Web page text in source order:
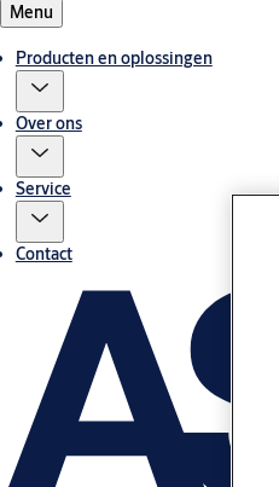
Menu
Producten en oplossingen
Over ons
Service
Contact